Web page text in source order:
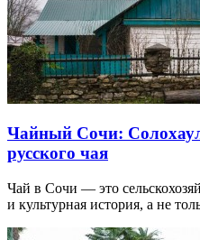
Чайный Сочи:
русского чая
Чай в Сочи — это
и культурная история, а не